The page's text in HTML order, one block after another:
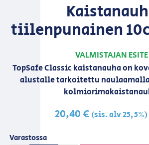
tiilenpunainen
VALMISTAJAN ESITE
TopSafe Classic kaistanauha on
alustalle tarkoitettu
20,40€ (sis. alv 25,5%)
Varastossa